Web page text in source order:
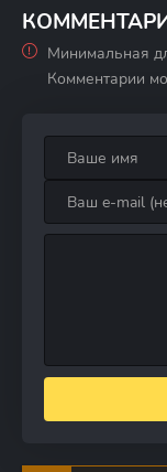
Минимальная
Комментарии